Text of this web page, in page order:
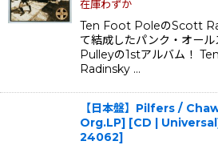
在庫わずか
Ten Foot PoleのScott
て結成したパンク・オール
Pulleyの1stアルバム！
Radinsky …
【日本盤】Pilfers /
Org.LP] [CD | Universal]
24062]